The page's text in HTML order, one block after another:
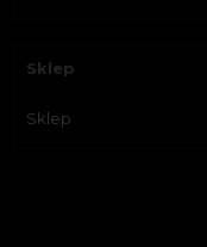
Sklep
Sklep